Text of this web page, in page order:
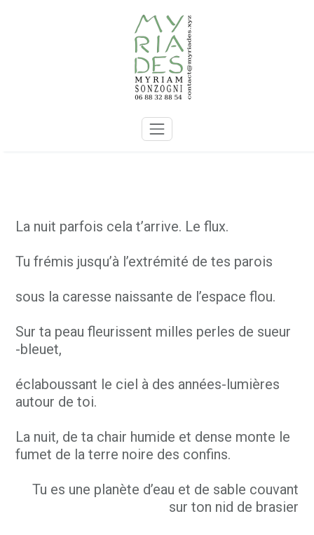
La nuit parfois cela t’arrive. Le flux.
Tu frémis jusqu’à l’extrémité de tes parois
sous la caresse naissante de l’espace flou.
Sur ta peau fleurissent milles perles de sueur
-bleuet,
éclaboussant le ciel à des années-lumières
autour de toi.
La nuit, de ta chair humide et dense monte le
fumet de la terre noire des confins.
Tu es une planète d’eau et de sable couvant
sur ton nid de brasier